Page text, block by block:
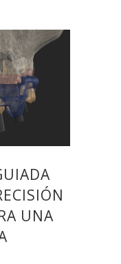
UNA